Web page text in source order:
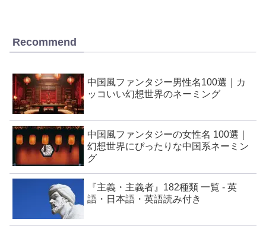
Recommend
中国風ファンタジー男性名100選｜カ
ッコいい幻想世界のネーミング
中国風ファンタジーの女性名 100選｜
幻想世界にぴったりな中国系ネーミン
グ
『主義・主義者』182種類 一覧 - 英
語・日本語・英語読み付き